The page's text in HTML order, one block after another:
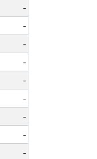
-
-
-
-
-
-
-
-
-